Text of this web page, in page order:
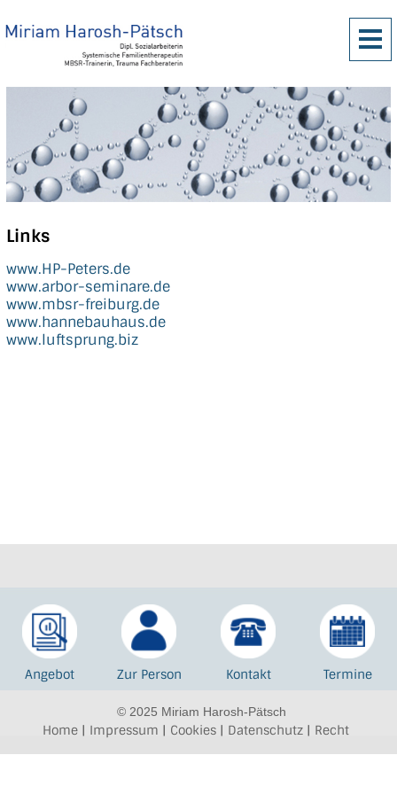
Links
www.HP-Peters.de
www.arbor-seminare.de
www.mbsr-freiburg.de
www.hannebauhaus.de
www.luftsprung.biz
Angebot Zur Person Kontakt Termine
© 2025 Miriam Harosh-Pätsch
Home | Impressum | Cookies | Datenschutz | Recht